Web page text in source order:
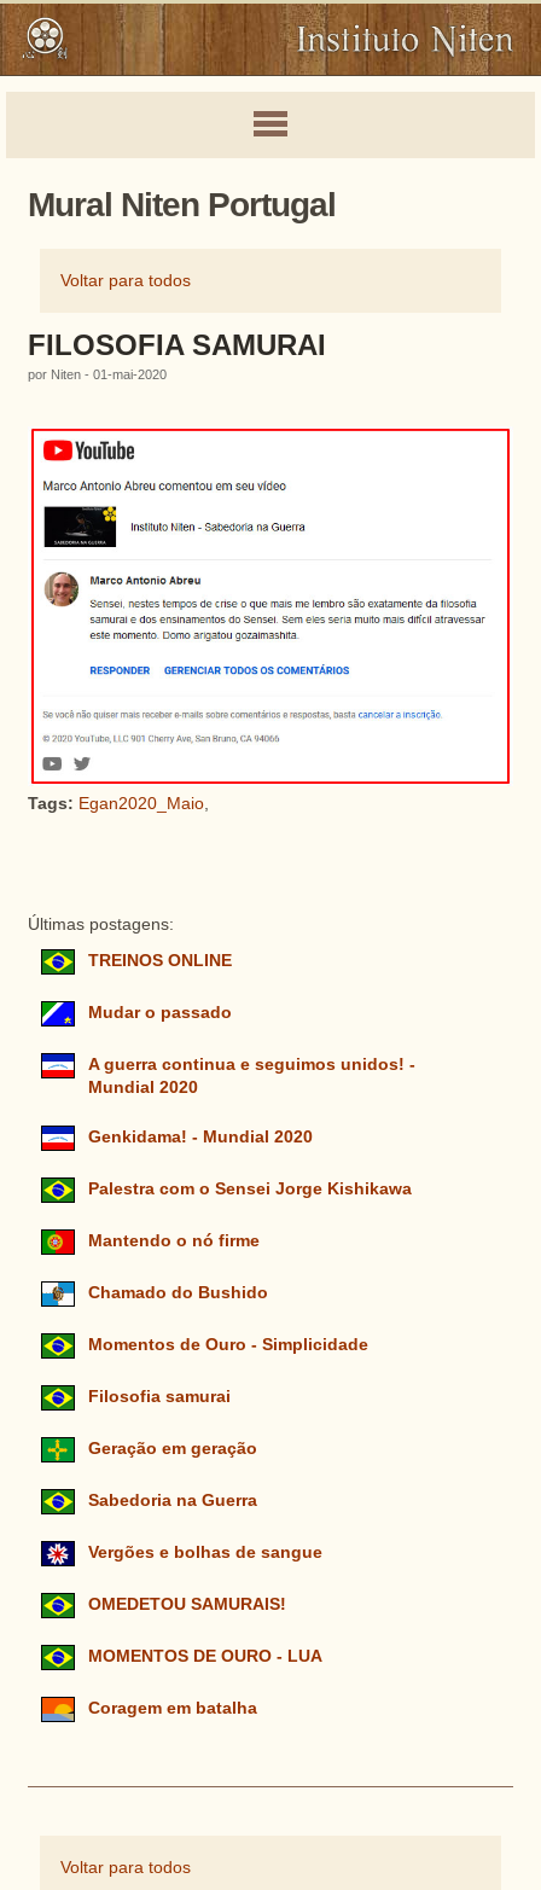
Mural Niten Portugal
Voltar para todos
FILOSOFIA SAMURAI
por Niten - 01-mai-2020
Tags: Egan2020_Maio,
Últimas postagens:
TREINOS ONLINE
Mudar o passado
A guerra continua e seguimos unidos! -
Mundial 2020
Genkidama! - Mundial 2020
Palestra com o Sensei Jorge Kishikawa
Mantendo o nó firme
Chamado do Bushido
Momentos de Ouro - Simplicidade
Filosofia samurai
Geração em geração
Sabedoria na Guerra
Vergões e bolhas de sangue
OMEDETOU SAMURAIS!
MOMENTOS DE OURO - LUA
Coragem em batalha
Voltar para todos